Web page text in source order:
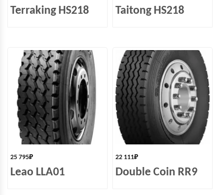
Terraking HS218 Taitong HS218
25 795₽
Leao LLA01
22 111₽
Double Coin RR9